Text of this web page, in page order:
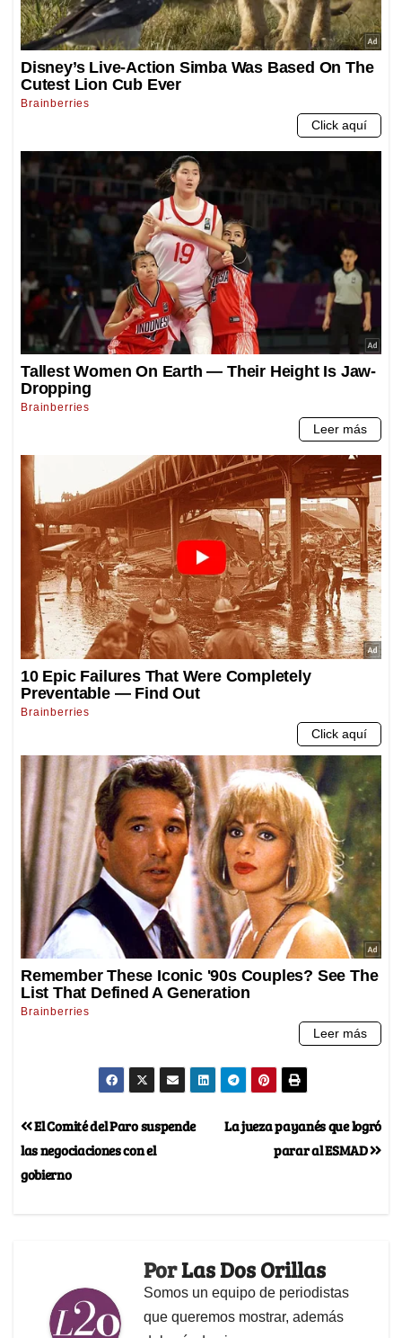
La jueza payanés que logró
parar al ESMAD
El Comité del Paro suspende
las negociaciones con el
gobierno
PorLas Dos Orillas
Somos un equipo de periodistas
que queremos mostrar, además